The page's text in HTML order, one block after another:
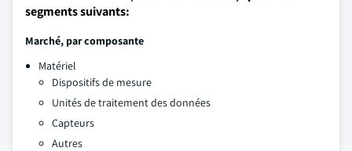
segments suivants:
Marché, par composante
Matériel
Dispositifs de mesure
Unités de traitement des données
Capteurs
Autres